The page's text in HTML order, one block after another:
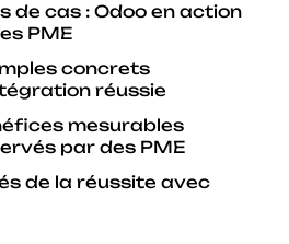
de cas : Odoo en action
PME
concrets
réussie
mesurables
par des PME
de la réussite avec